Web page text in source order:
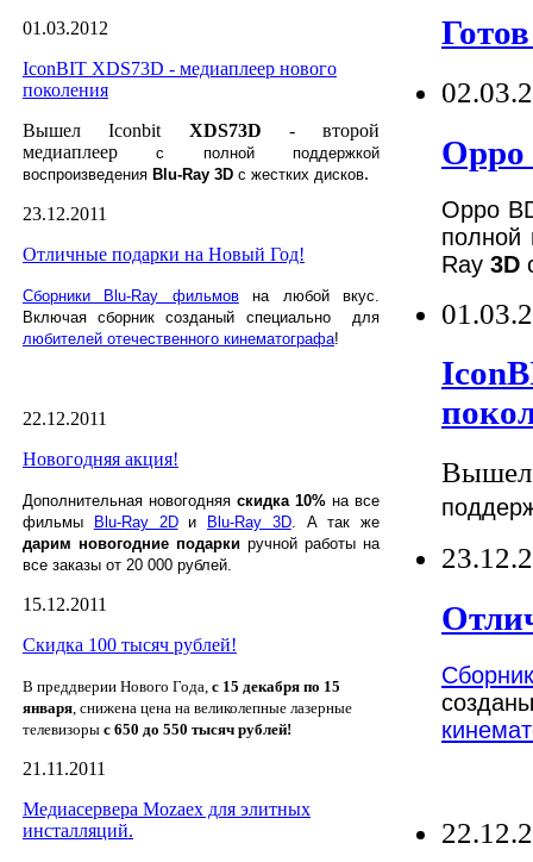
01.03.2012
IconBIT XDS73D - медиаплеер нового
поколения
Вышел Iconbit XDS73D - второй
медиаплеерс полной поддержкой
воспроизведения Blu-Ray 3D с жестких дисков.
23.12.2011
Отличные подарки на Новый Год!
Сборники Blu-Ray фильмовна любой вкус.
Включаясборниксозданый специальнодля
любителей отечественного кинематографа!
22.12.2011
Новогодняя акция!
Дополнительная новогодняя скидка 10% на все
фильмы
Blu-Ray 2Dи Blu-Ray 3D. А так же
дарим новогодние подарки ручной работы на
все заказы от 20 000 рублей.
15.12.2011
Скидка 100 тысяч рублей!
В преддверии Нового Года, с 15 декабря по 15
января, снижена цена на великолепные лазерные
телевизоры с 650 до 550 тысяч рублей!
21.11.2011
Медиасервера Mozaex для элитных
инсталляций.
Oppo
Oppo
полной
Ray 3D